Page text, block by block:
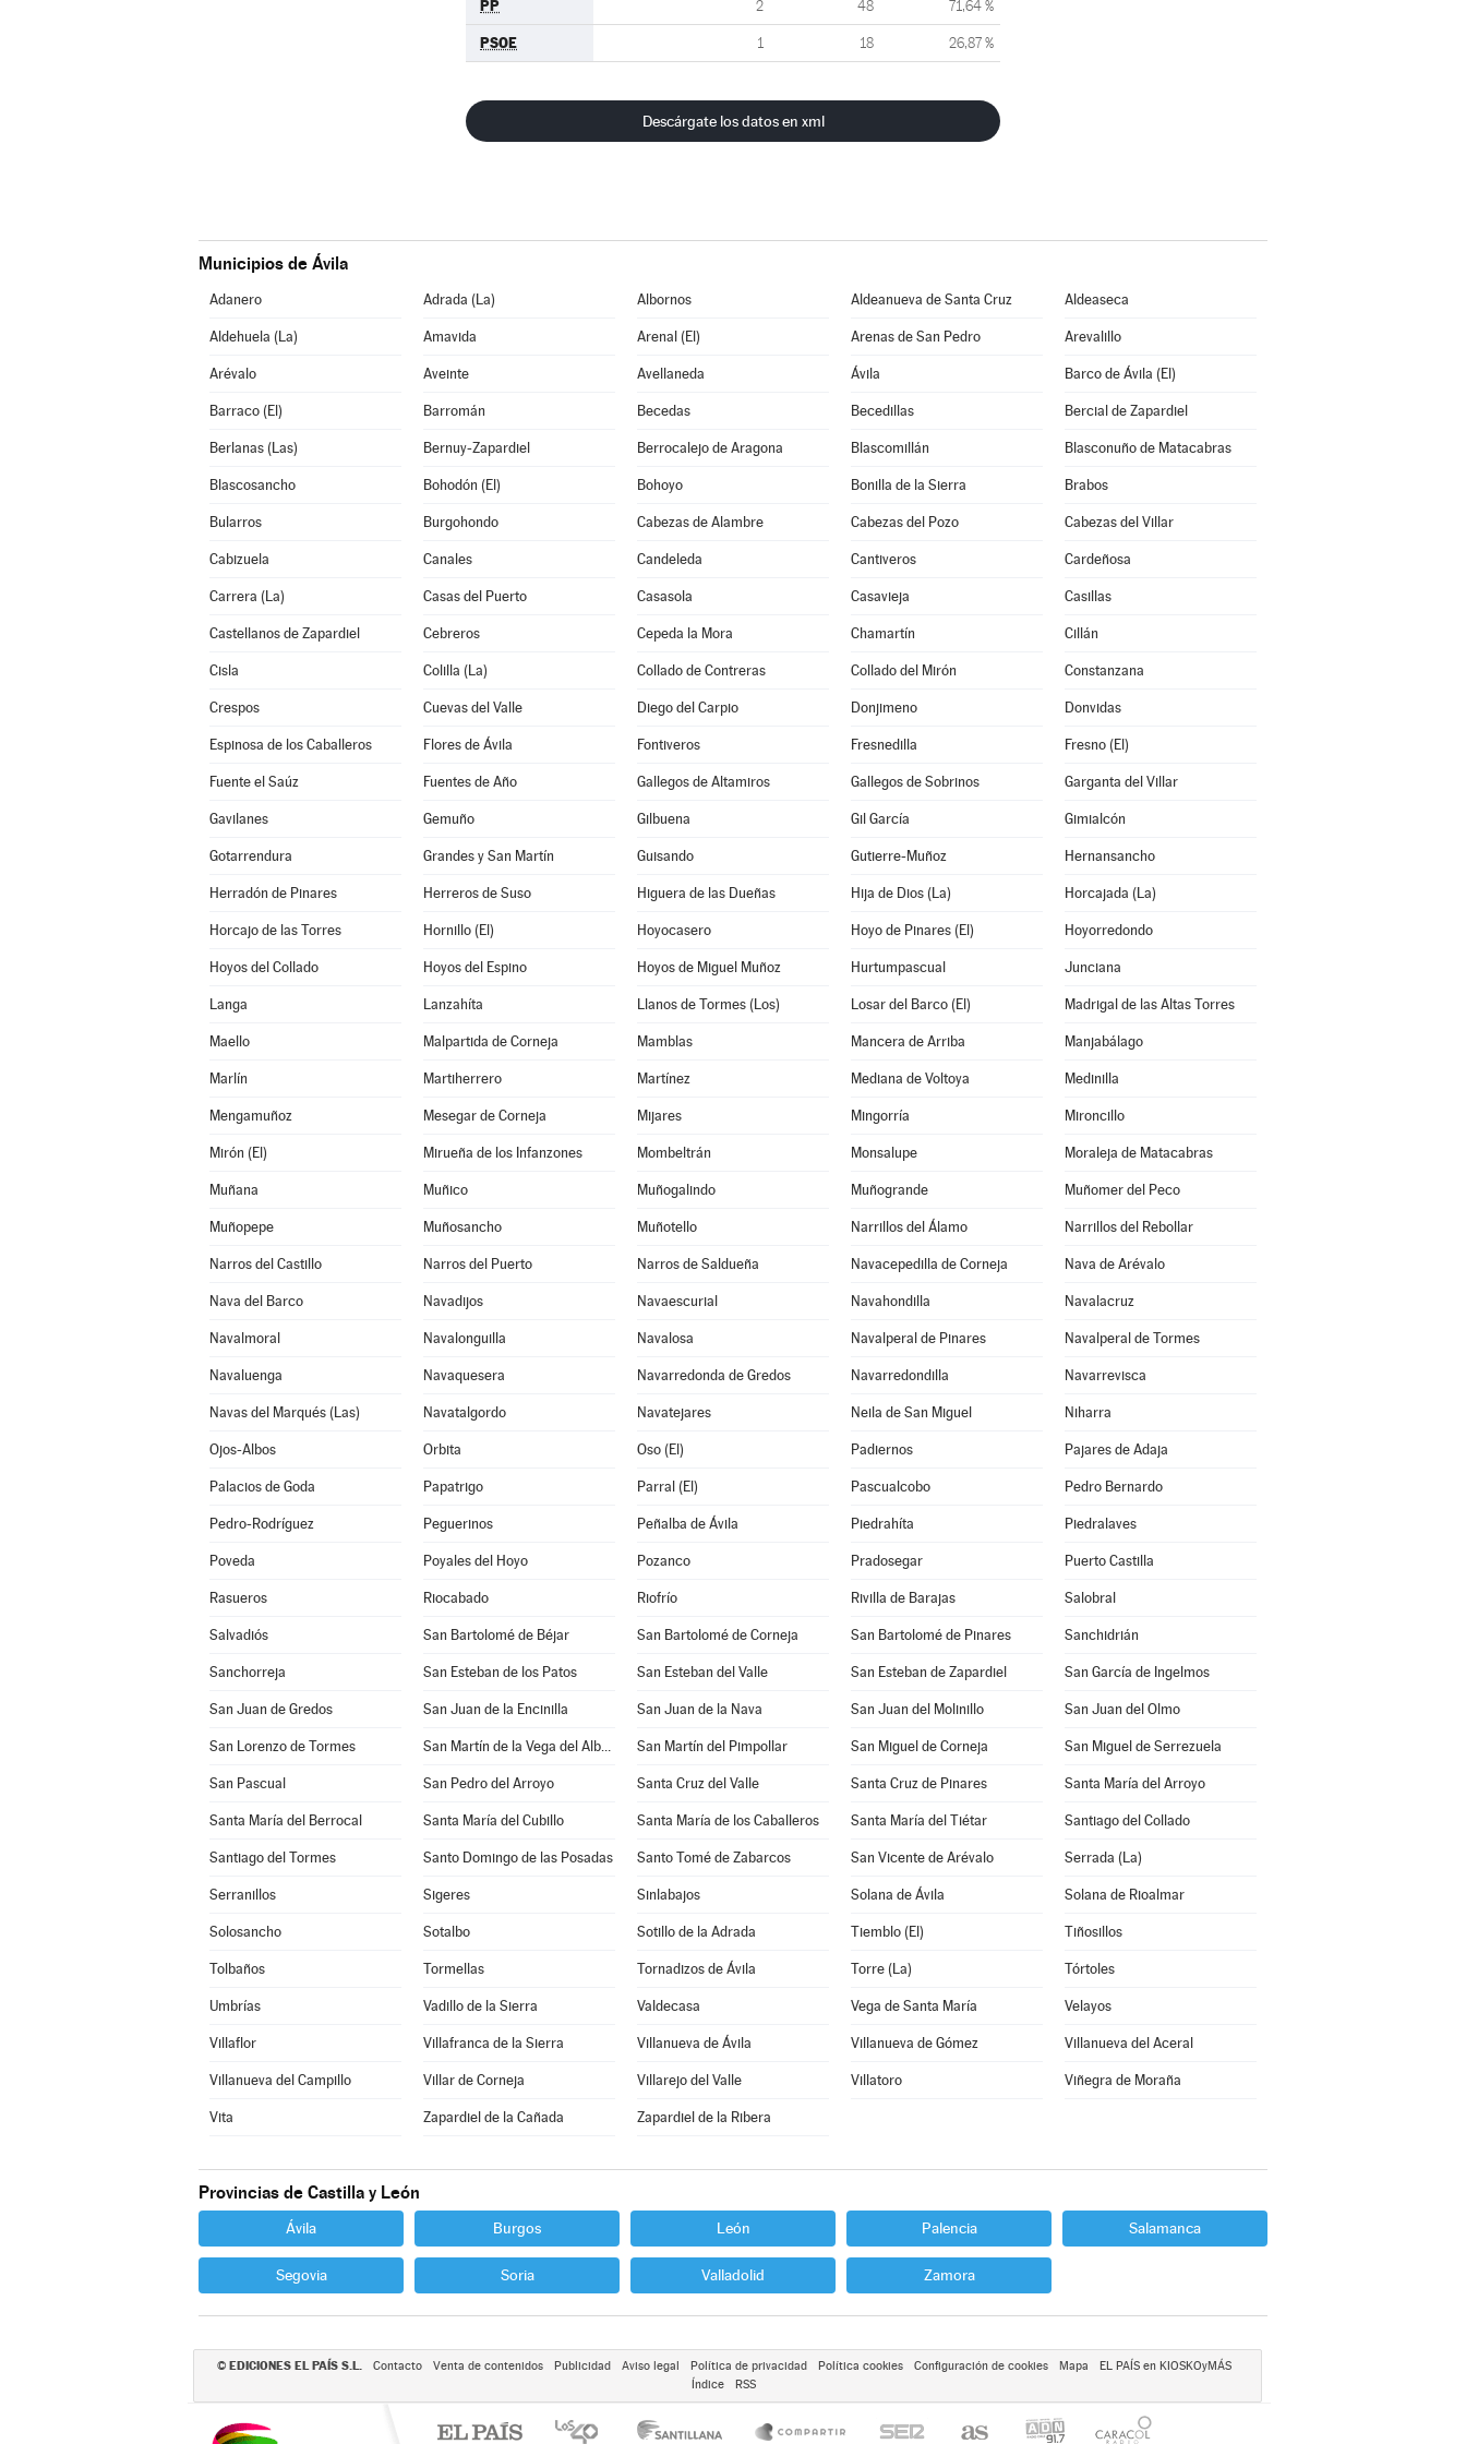
PP 2 48 71,64 %
PSOE 1 18 26,87 %
Descárgate los datos en xml
Municipios de Ávila
Adanero Adrada (La) Albornos Aldeanueva de Santa Cruz Aldeaseca
Aldehuela (La) Amavida Arenal (El) Arenas de San Pedro Arevalillo
Arévalo Aveinte Avellaneda Ávila Barco de Ávila (El)
Barraco (El) Barromán Becedas Becedillas Bercial de Zapardiel
Berlanas (Las) Bernuy-Zapardiel Berrocalejo de Aragona Blascomillán Blasconuño de Matacabras
Blascosancho Bohodón (El) Bohoyo Bonilla de la Sierra Brabos
Bularros Burgohondo Cabezas de Alambre Cabezas del Pozo Cabezas del Villar
Cabizuela Canales Candeleda Cantiveros Cardeñosa
Carrera (La) Casas del Puerto Casasola Casavieja Casillas
Castellanos de Zapardiel Cebreros Cepeda la Mora Chamartín Cillán
Cisla Colilla (La) Collado de Contreras Collado del Mirón Constanzana
Crespos Cuevas del Valle Diego del Carpio Donjimeno Donvidas
Espinosa de los Caballeros Flores de Ávila Fontiveros Fresnedilla Fresno (El)
Fuente el Saúz Fuentes de Año Gallegos de Altamiros Gallegos de Sobrinos Garganta del Villar
Gavilanes Gemuño Gilbuena Gil García Gimialcón
Gotarrendura Grandes y San Martín Guisando Gutierre-Muñoz Hernansancho
Herradón de Pinares Herreros de Suso Higuera de las Dueñas Hija de Dios (La) Horcajada (La)
Horcajo de las Torres Hornillo (El) Hoyocasero Hoyo de Pinares (El) Hoyorredondo
Hoyos del Collado Hoyos del Espino Hoyos de Miguel Muñoz Hurtumpascual Junciana
Langa Lanzahíta Llanos de Tormes (Los) Losar del Barco (El) Madrigal de las Altas Torres
Maello Malpartida de Corneja Mamblas Mancera de Arriba Manjabálago
Marlín Martiherrero Martínez Mediana de Voltoya Medinilla
Mengamuñoz Mesegar de Corneja Mijares Mingorría Mironcillo
Mirón (El) Mirueña de los Infanzones Mombeltrán Monsalupe Moraleja de Matacabras
Muñana Muñico Muñogalindo Muñogrande Muñomer del Peco
Muñopepe Muñosancho Muñotello Narrillos del Álamo Narrillos del Rebollar
Narros del Castillo Narros del Puerto Narros de Saldueña Navacepedilla de Corneja Nava de Arévalo
Nava del Barco Navadijos Navaescurial Navahondilla Navalacruz
Navalmoral Navalonguilla Navalosa Navalperal de Pinares Navalperal de Tormes
Navaluenga Navaquesera Navarredonda de Gredos Navarredondilla Navarrevisca
Navas del Marqués (Las) Navatalgordo Navatejares Neila de San Miguel Niharra
Ojos-Albos Orbita Oso (El) Padiernos Pajares de Adaja
Palacios de Goda Papatrigo Parral (El) Pascualcobo Pedro Bernardo
Pedro-Rodríguez Peguerinos Peñalba de Ávila Piedrahíta Piedralaves
Poveda Poyales del Hoyo Pozanco Pradosegar Puerto Castilla
Rasueros Riocabado Riofrío Rivilla de Barajas Salobral
Salvadiós San Bartolomé de Béjar San Bartolomé de Corneja San Bartolomé de Pinares Sanchidrián
Sanchorreja San Esteban de los Patos San Esteban del Valle San Esteban de Zapardiel San García de Ingelmos
San Juan de Gredos San Juan de la Encinilla San Juan de la Nava San Juan del Molinillo San Juan del Olmo
San Lorenzo de Tormes San Martín de la Vega del Alberche San Martín del Pimpollar San Miguel de Corneja San Miguel de Serrezuela
San Pascual San Pedro del Arroyo Santa Cruz del Valle Santa Cruz de Pinares Santa María del Arroyo
Santa María del Berrocal Santa María del Cubillo Santa María de los Caballeros Santa María del Tiétar Santiago del Collado
Santiago del Tormes Santo Domingo de las Posadas Santo Tomé de Zabarcos San Vicente de Arévalo Serrada (La)
Serranillos Sigeres Sinlabajos Solana de Ávila Solana de Rioalmar
Solosancho Sotalbo Sotillo de la Adrada Tiemblo (El) Tiñosillos
Tolbaños Tormellas Tornadizos de Ávila Torre (La) Tórtoles
Umbrías Vadillo de la Sierra Valdecasa Vega de Santa María Velayos
Villaflor Villafranca de la Sierra Villanueva de Ávila Villanueva de Gómez Villanueva del Aceral
Villanueva del Campillo Villar de Corneja Villarejo del Valle Villatoro Viñegra de Moraña
Vita Zapardiel de la Cañada Zapardiel de la Ribera
Provincias de Castilla y León
Ávila Burgos León Palencia Salamanca
Segovia Soria Valladolid Zamora
© EDICIONES EL PAÍS S.L. Contacto Venta de contenidos Publicidad Aviso legal Política de privacidad Política cookies Configuración de cookies Mapa
EL PAÍS en KIOSKOyMÁS
Índice
RSS